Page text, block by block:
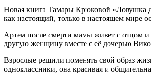
Новая книга Тамары Крюковой «Ловушка
как настоящий, только в настоящем мире
Артем после смерти мамы живет с отцом и
другую женщину вместе с её дочерью
Взрослые решили поменять свой образ
одноклассники, она красивая и